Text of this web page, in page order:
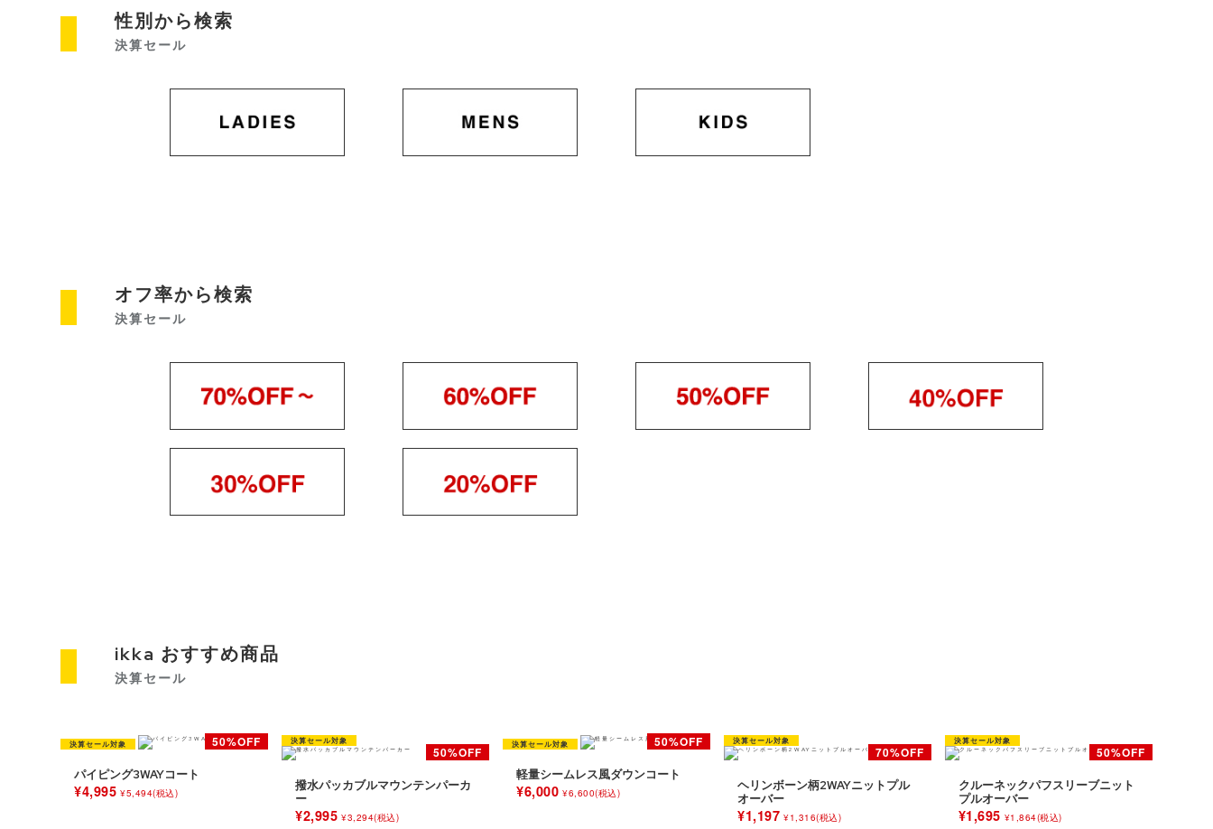
性別から検索
決算セール
オフ率から検索
決算セール
ikka おすすめ商品
決算セール
パイピング3WAYコート
¥4,995 ¥5,494(税込)
撥水パッカブルマウンテンパーカ
ー
¥2,995 ¥3,294(税込)
軽量シームレス風ダウンコート
¥6,000 ¥6,600(税込)
ヘリンボーン柄2WAYニットプル
オーバー
¥1,197 ¥1,316(税込)
クルーネックパフスリーブニット
プルオーバー
¥1,695 ¥1,864(税込)